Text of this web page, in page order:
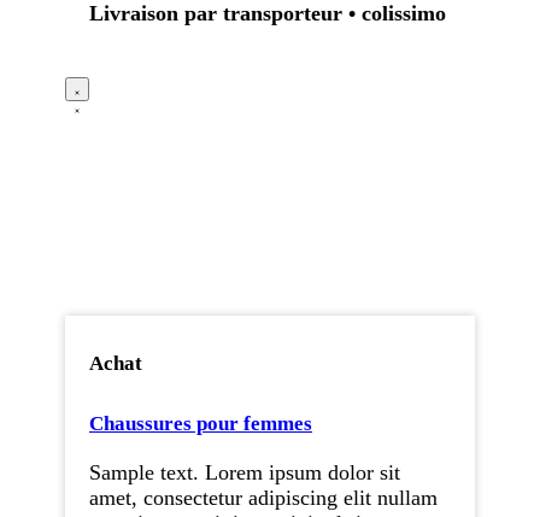
Livraison par transporteur • colissimo
Achat
Chaussures pour femmes
Sample text. Lorem ipsum dolor sit
amet, consectetur adipiscing elit nullam